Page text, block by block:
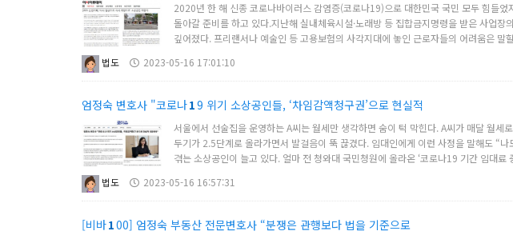
2020년 한 해 신종 코로나바이러스 감염증(코로나19)으로 대한민국 국민 모두 힘들
돌아갈 준비를 하고 있다.지난해 실내체육시설·노래방 등 집합금지명령을 받은 사업
깊어졌다. 프리랜서나 예술인 등 고용보험의 사각지대에 놓인 근로자들의 어려움은 말
법도
2023-05-16 17:01:10
엄정숙 변호사 "코로나19 위기 소상공인들, ‘차임감액청구권’으로 현실적
서울에서 선술집을 운영하는 A씨는 월세만 생각하면 숨이 턱 막힌다. A씨가 매달 월
두기가 2.5단계로 올라가면서 발걸음이 뚝 끊겼다. 임대인에게 이런 사정을 말해도 “
겪는 소상공인이 늘고 있다. 얼마 전 청와대 국민청원에 올라온 ‘코로나19 기간 임대료
법도
2023-05-16 16:57:31
[비바100] 엄정숙 부동산 전문변호사 “분쟁은 관행보다 법을 기준으로